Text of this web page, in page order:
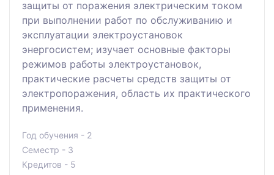
защиты от поражения электрическим током
при выполнении работ по обслуживанию и
эксплуатации электроустановок
энергосистем; изучает основные факторы
режимов работы электроустановок,
практические расчеты средств защиты от
электропоражения, область их практического
применения.
Год обучения - 2
Семестр - 3
Кредитов - 5